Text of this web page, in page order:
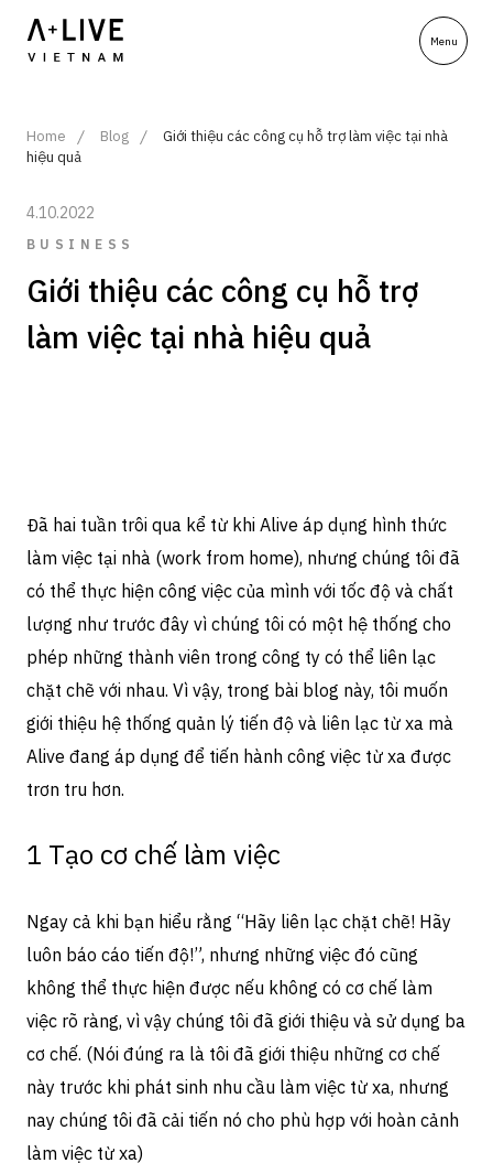
Home Blog
Giới thiệu các công cụ hỗ trợ làm việc tại nhà
hiệu quả
4.10.2022
BUSINESS
Giới thiệu các công cụ hỗ trợ
làm việc tại nhà hiệu quả
Đã hai tuần trôi qua kể từ khi Alive áp dụng hình thức
làm việc tại nhà (work from home), nhưng chúng tôi đã
có thể thực hiện công việc của mình với tốc độ và chất
lượng như trước đây vì chúng tôi có một hệ thống cho
phép những thành viên trong công ty có thể liên lạc
chặt chẽ với nhau. Vì vậy, trong bài blog này, tôi muốn
giới thiệu hệ thống quản lý tiến độ và liên lạc từ xa mà
Alive đang áp dụng để tiến hành công việc từ xa được
trơn tru hơn.
1 Tạo cơ chế làm việc
Ngay cả khi bạn hiểu rằng “Hãy liên lạc chặt chẽ! Hãy
luôn báo cáo tiến độ!”, nhưng những việc đó cũng
không thể thực hiện được nếu không có cơ chế làm
việc rõ ràng, vì vậy chúng tôi đã giới thiệu và sử dụng ba
cơ chế. (Nói đúng ra là tôi đã giới thiệu những cơ chế
này trước khi phát sinh nhu cầu làm việc từ xa, nhưng
nay chúng tôi đã cải tiến nó cho phù hợp với hoàn cảnh
làm việc từ xa)